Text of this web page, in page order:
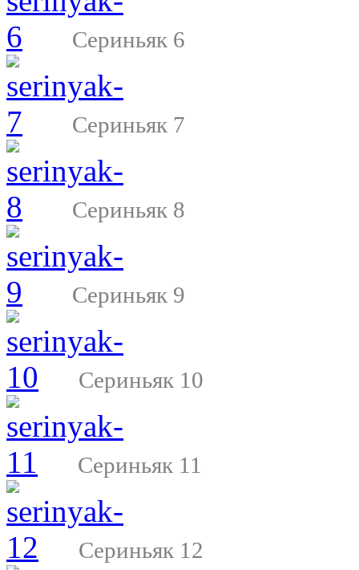
Сериньяк 6
Сериньяк 7
Сериньяк 8
Сериньяк 9
Сериньяк 10
Сериньяк 11
Сериньяк 12